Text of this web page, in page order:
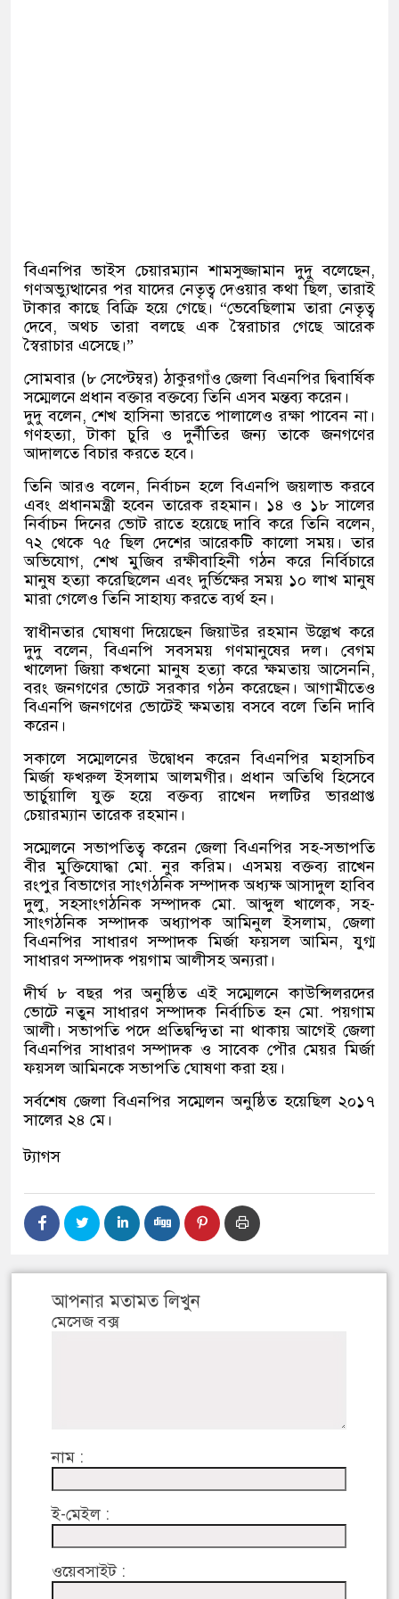
বিএনপির ভাইস চেয়ারম্যান শামসুজ্জামান দুদু বলেছেন,
গণঅভ্যুত্থানের পর যাদের নেতৃত্ব দেওয়ার কথা ছিল, তারাই
টাকার কাছে বিক্রি হয়ে গেছে। “ভেবেছিলাম তারা নেতৃত্ব
দেবে, অথচ তারা বলছে এক স্বৈরাচার গেছে আরেক
স্বৈরাচার এসেছে।”
সোমবার (৮ সেপ্টেম্বর) ঠাকুরগাঁও জেলা বিএনপির দ্বিবার্ষিক
সম্মেলনে প্রধান বক্তার বক্তব্যে তিনি এসব মন্তব্য করেন।
দুদু বলেন, শেখ হাসিনা ভারতে পালালেও রক্ষা পাবেন না।
গণহত্যা, টাকা চুরি ও দুর্নীতির জন্য তাকে জনগণের
আদালতে বিচার করতে হবে।
তিনি আরও বলেন, নির্বাচন হলে বিএনপি জয়লাভ করবে
এবং প্রধানমন্ত্রী হবেন তারেক রহমান। ১৪ ও ১৮ সালের
নির্বাচন দিনের ভোট রাতে হয়েছে দাবি করে তিনি বলেন,
৭২ থেকে ৭৫ ছিল দেশের আরেকটি কালো সময়। তার
অভিযোগ, শেখ মুজিব রক্ষীবাহিনী গঠন করে নির্বিচারে
মানুষ হত্যা করেছিলেন এবং দুর্ভিক্ষের সময় ১০ লাখ মানুষ
মারা গেলেও তিনি সাহায্য করতে ব্যর্থ হন।
স্বাধীনতার ঘোষণা দিয়েছেন জিয়াউর রহমান উল্লেখ করে
দুদু বলেন, বিএনপি সবসময় গণমানুষের দল। বেগম
খালেদা জিয়া কখনো মানুষ হত্যা করে ক্ষমতায় আসেননি,
বরং জনগণের ভোটে সরকার গঠন করেছেন। আগামীতেও
বিএনপি জনগণের ভোটেই ক্ষমতায় বসবে বলে তিনি দাবি
করেন।
সকালে সম্মেলনের উদ্বোধন করেন বিএনপির মহাসচিব
মির্জা ফখরুল ইসলাম আলমগীর। প্রধান অতিথি হিসেবে
ভার্চুয়ালি যুক্ত হয়ে বক্তব্য রাখেন দলটির ভারপ্রাপ্ত
চেয়ারম্যান তারেক রহমান।
সম্মেলনে সভাপতিত্ব করেন জেলা বিএনপির সহ-সভাপতি
বীর মুক্তিযোদ্ধা মো. নুর করিম। এসময় বক্তব্য রাখেন
রংপুর বিভাগের সাংগঠনিক সম্পাদক অধ্যক্ষ আসাদুল হাবিব
দুলু, সহসাংগঠনিক সম্পাদক মো. আব্দুল খালেক, সহ-
সাংগঠনিক সম্পাদক অধ্যাপক আমিনুল ইসলাম, জেলা
বিএনপির সাধারণ সম্পাদক মির্জা ফয়সল আমিন, যুগ্ম
সাধারণ সম্পাদক পয়গাম আলীসহ অন্যরা।
দীর্ঘ ৮ বছর পর অনুষ্ঠিত এই সম্মেলনে কাউন্সিলরদের
ভোটে নতুন সাধারণ সম্পাদক নির্বাচিত হন মো. পয়গাম
আলী। সভাপতি পদে প্রতিদ্বন্দ্বিতা না থাকায় আগেই জেলা
বিএনপির সাধারণ সম্পাদক ও সাবেক পৌর মেয়র মির্জা
ফয়সল আমিনকে সভাপতি ঘোষণা করা হয়।
সর্বশেষ জেলা বিএনপির সম্মেলন অনুষ্ঠিত হয়েছিল ২০১৭
সালের ২৪ মে।
ট্যাগস
আপনার মতামত লিখুন
মেসেজ বক্স
নাম :
ই-মেইল :
ওয়েবসাইট :